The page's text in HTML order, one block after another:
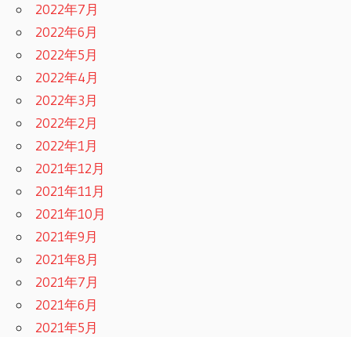
2022年7月
2022年6月
2022年5月
2022年4月
2022年3月
2022年2月
2022年1月
2021年12月
2021年11月
2021年10月
2021年9月
2021年8月
2021年7月
2021年6月
2021年5月